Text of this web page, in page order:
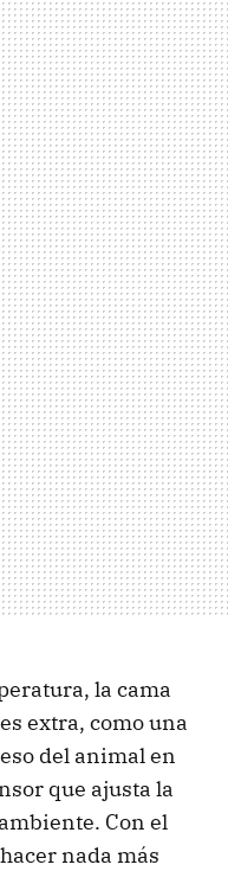
la cama
extra, como una
del animal en
que ajusta la
Con el
nada más